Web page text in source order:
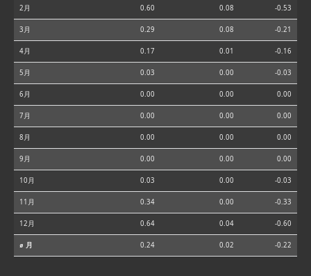
2月 0.60 0.08 -0.53
3月 0.29 0.08 -0.21
4月 0.17 0.01 -0.16
5月 0.03 0.00 -0.03
6月 0.00 0.00 0.00
7月 0.00 0.00 0.00
8月 0.00 0.00 0.00
9月 0.00 0.00 0.00
10月 0.03 0.00 -0.03
11月 0.34 0.00 -0.33
12月 0.64 0.04 -0.60
⌀ 月 0.24 0.02 -0.22